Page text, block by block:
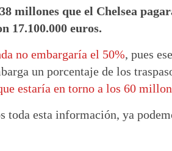
millones que el Chelsea
17.100.000 euros.
no embargaría el 50%, pues
un porcentaje de los
estaría en torno a los 60
toda esta información, ya